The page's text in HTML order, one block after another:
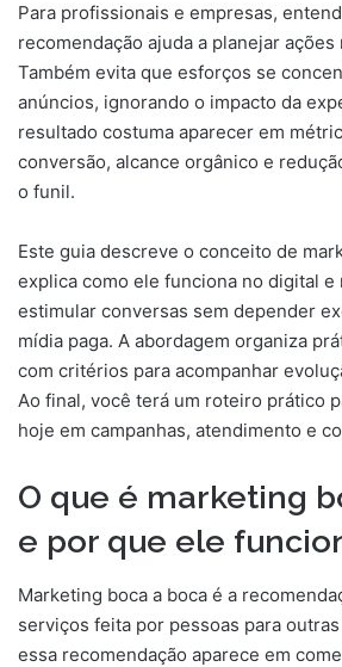
Para profissionais e empresas,
recomendação ajuda a planejar
Também evita que esforços se
anúncios, ignorando o impacto da
resultado costuma aparecer em
conversão, alcance orgânico e
o funil.
Este guia descreve o conceito de
explica como ele funciona no digital e
estimular conversas sem depender
mídia paga. A abordagem organiza
com critérios para acompanhar
Ao final, você terá um roteiro prático
hoje em campanhas, atendimento e
O que é marketing
e por que ele
Marketing boca a boca é a
serviços feita por pessoas para
essa recomendação aparece em